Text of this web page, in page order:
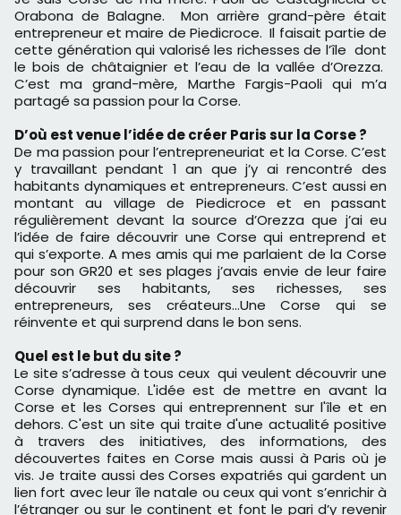
Orabona de Balagne. Mon arrière grand-père était
entrepreneur et maire de Piedicroce. Il faisait partie de
cette génération qui valorisé les richesses de l’île dont
le bois de châtaignier et l’eau de la vallée d’Orezza.
C’est ma grand-mère, Marthe Fargis-Paoli qui m’a
partagé sa passion pour la Corse.
D’où est venue l’idée de créer Paris sur la Corse ?
De ma passion pour l’entrepreneuriat et la Corse. C’est
y travaillant pendant 1 an que j’y ai rencontré des
habitants dynamiques et entrepreneurs. C’est aussi en
montant au village de Piedicroce et en passant
régulièrement devant la source d’Orezza que j’ai eu
l’idée de faire découvrir une Corse qui entreprend et
qui s’exporte. A mes amis qui me parlaient de la Corse
pour son GR20 et ses plages j’avais envie de leur faire
découvrir ses habitants, ses richesses, ses
entrepreneurs, ses créateurs…Une Corse qui se
réinvente et qui surprend dans le bon sens.
Quel est le but du site ?
Le site s’adresse à tous ceux qui veulent découvrir une
Corse dynamique. L'idée est de mettre en avant la
Corse et les Corses qui entreprennent sur l'île et en
dehors. C'est un site qui traite d'une actualité positive
à travers des initiatives, des informations, des
découvertes faites en Corse mais aussi à Paris où je
vis. Je traite aussi des Corses expatriés qui gardent un
lien fort avec leur île natale ou ceux qui vont s’enrichir à
l’étranger ou sur le continent et font le pari d’y revenir